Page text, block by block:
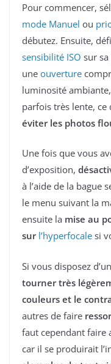
Pour commencer,
mode Manuel ou
débutez. Ensuite,
sensibilité ISO sur sa
une ouverture
luminosité
parfois très lente, ce
éviter les photos
Une fois que vous
d’exposition,
à l’aide de la bague
le menu suivant la
ensuite la mise au
sur l’hyperfocale si
Si vous disposez d’un
tourner très
couleurs et le
autres de faire
faut cependant faire
car il se produirait